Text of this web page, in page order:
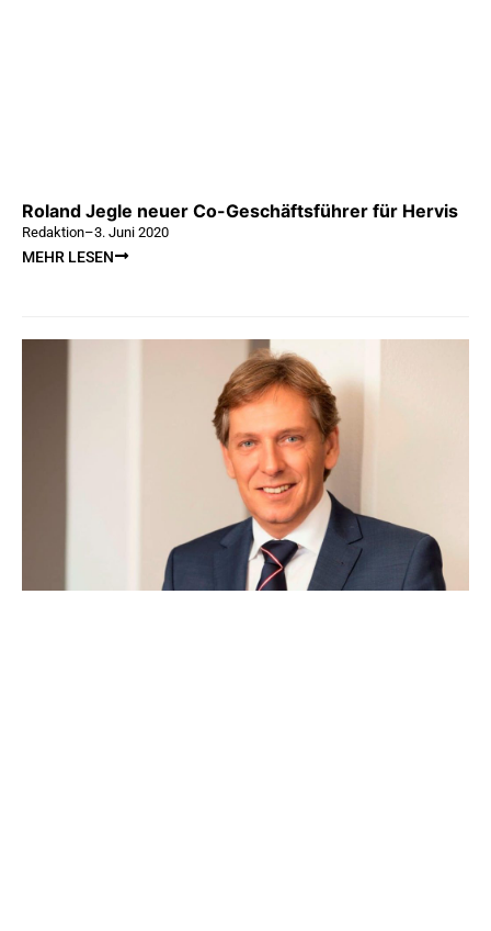
Roland Jegle neuer Co-Geschäftsführer für Hervis
Redaktion–3. Juni 2020
MEHR LESEN